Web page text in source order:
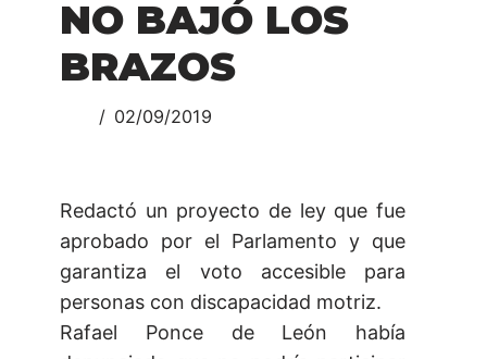
NO BAJÓ LOS
BRAZOS
02/09/2019
Redactó un proyecto de ley que fue
aprobado por el Parlamento y que
garantiza el voto accesible para
personas con discapacidad motriz.
Rafael Ponce de León había